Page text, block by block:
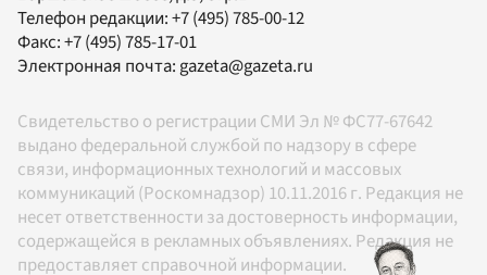
Телефон редакции:+7 (495) 785-00-12
Факс:+7 (495) 785-17-01
Электронная почта:gazeta@gazeta.ru
Свидетельство о регистрации СМИ Эл № ФС77-67642
выдано федеральной службой по надзору в сфере
связи, информационных технологий и массовых
коммуникаций (Роскомнадзор) 10.11.2016 г. Редакция не
несет ответственности за достоверность информации,
содержащейся в рекламных объявлениях. Редакция не
предоставляет справочной информации.